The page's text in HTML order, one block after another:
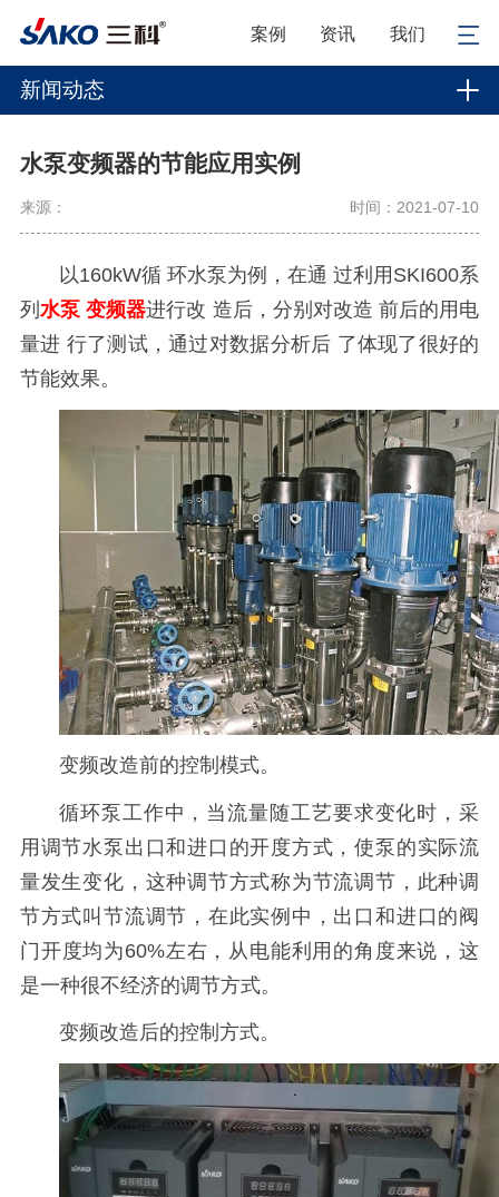
案例 资讯 我们
新闻动态
水泵变频器的节能应用实例
来源： 时间：2021-07-10
以160kW循 环水泵为例 ，在通 过利用SKI600系
列 水泵 变频器进行改 造后， 分别 对改造 前后的用 电
量进 行了测 试，通过对数据分析后 了体现了很好的
节能效果。
变频改造前的控制模式。
循环泵工作中，当流量随工艺要求变化时，采
用调节水泵出口和进口的开度方式，使泵的实际流
量发生变化，这种调节方式称为节流调节，此种调
节方式叫节流调节，在此实例中，出口和进口的阀
门开度均为60%左右，从电能利用的角度来说，这
是一种很不经济的调节方式。
变频改造后的控制方式。